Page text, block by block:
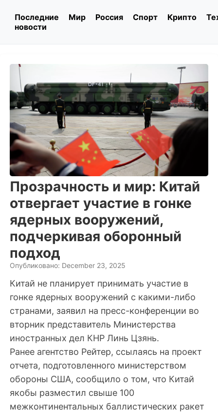
Последние
новости
Мир Россия Спорт Крипто
Прозрачность и мир: Китай
отвергает участие в гонке
ядерных вооружений,
подчеркивая оборонный
подход
Опубликовано: December 23, 2025
Китай не планирует принимать участие в
гонке ядерных вооружений с какими-либо
странами, заявил на пресс-конференции во
вторник представитель Министерства
иностранных дел КНР Линь Цзянь.
Ранее агентство Рейтер, ссылаясь на проект
отчета, подготовленного министерством
обороны США, сообщило о том, что Китай
якобы разместил свыше 100
межконтинентальных баллистических ракет